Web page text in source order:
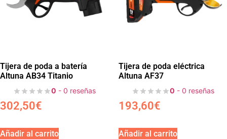
Tijera de poda a batería
Altuna AB34 Titanio
0 - 0 reseñas
302,50€
Añadir al carrito
Tijera de poda eléctrica
Altuna AF37
0 - 0 reseñas
193,60€
Añadir al carrito